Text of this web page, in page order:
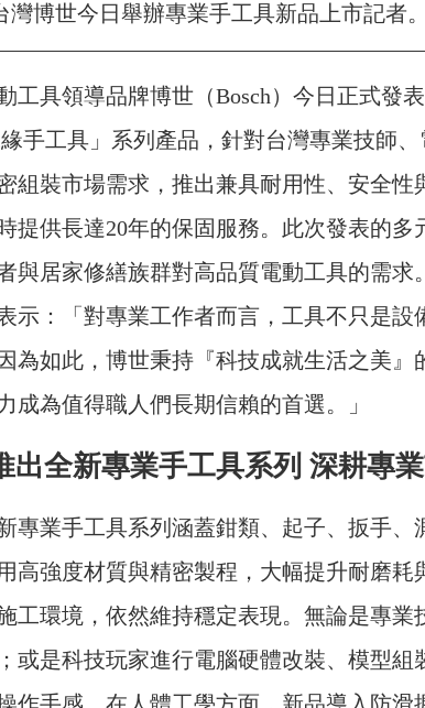
灣博世今日舉辦專業手工具新品上市記者
工具領導品牌博世（Bosch）今日正式發
手工具」系列產品，針對台灣專業技師
組裝市場需求，推出兼具耐用性、安全
提供長達20年的保固服務。此次發表的多
與居家修繕族群對高品質電動工具的需求
示：「對專業工作者而言，工具不只是
為如此，博世秉持『科技成就生活之美
成為值得職人們長期信賴的首選。」
出全新專業手工具系列 深耕專
專業手工具系列涵蓋鉗類、起子、扳手、
高強度材質與精密製程，大幅提升耐磨
工環境，依然維持穩定表現。無論是專
或是科技玩家進行電腦硬體改裝、模型